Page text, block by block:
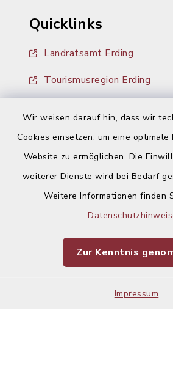
Wir weisen darauf hin, dass wir
Cookies einsetzen, um eine
Website zu ermöglichen. Die
weiterer Dienste wird bei Bedarf
Weitere Informationen finden
Zur Kenntnis
Impressum
Quicklinks
Landratsamt Erding
Tourismusregion Erding
Kontakt
Datenschutz
Impressum